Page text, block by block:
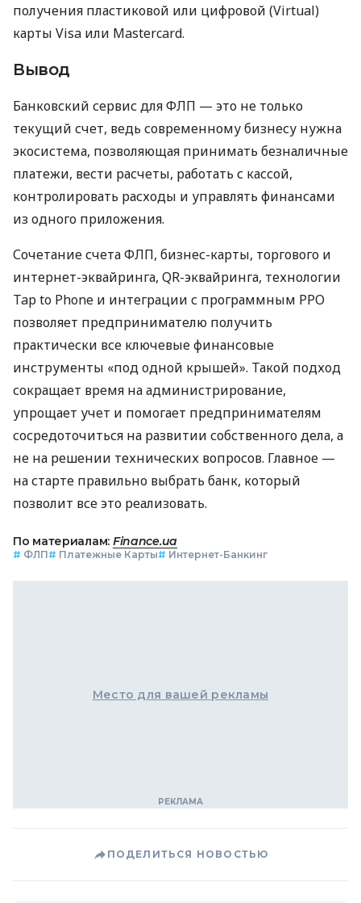
получения пластиковой или цифровой (Virtual)
карты Visa или Mastercard.
Вывод
Банковский сервис для ФЛП — это не только
текущий счет, ведь современному бизнесу нужна
экосистема, позволяющая принимать безналичные
платежи, вести расчеты, работать с кассой,
контролировать расходы и управлять финансами
из одного приложения.
Сочетание счета ФЛП, бизнес-карты, торгового и
интернет-эквайринга, QR-эквайринга, технологии
Tap to Phone и интеграции с программным РРО
позволяет предпринимателю получить
практически все ключевые финансовые
инструменты «под одной крышей». Такой подход
сокращает время на администрирование,
упрощает учет и помогает предпринимателям
сосредоточиться на развитии собственного дела, а
не на решении технических вопросов. Главное —
на старте правильно выбрать банк, который
позволит все это реализовать.
По материалам: Finance.ua
# ФЛП# Платежные Карты# Интернет-Банкинг
Место для вашей рекламы
ПОДЕЛИТЬСЯ НОВОСТЬЮ